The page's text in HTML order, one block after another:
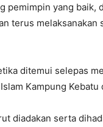
pemimpin yang
terus
ditemui selepas
Kampung
diadakan serta